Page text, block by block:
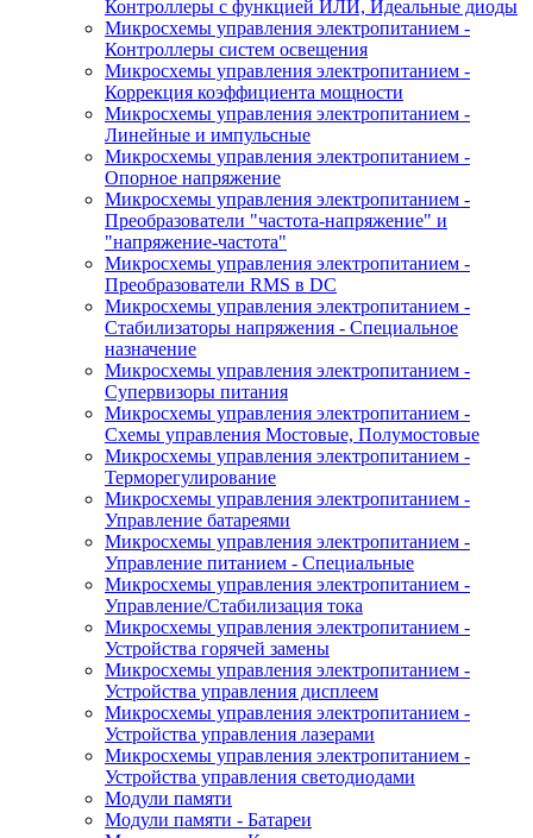
Контроллеры с функцией ИЛИ, Идеальные диоды
Микросхемы управления электропитанием -
Контроллеры систем освещения
Микросхемы управления электропитанием -
Коррекция коэффициента мощности
Микросхемы управления электропитанием -
Линейные и импульсные
Микросхемы управления электропитанием -
Опорное напряжение
Микросхемы управления электропитанием -
Преобразователи "частота-напряжение" и
"напряжение-частота"
Микросхемы управления электропитанием -
Преобразователи RMS в DC
Микросхемы управления электропитанием -
Стабилизаторы напряжения - Специальное
назначение
Микросхемы управления электропитанием -
Супервизоры питания
Микросхемы управления электропитанием -
Схемы управления Мостовые, Полумостовые
Микросхемы управления электропитанием -
Терморегулирование
Микросхемы управления электропитанием -
Управление батареями
Микросхемы управления электропитанием -
Управление питанием - Специальные
Микросхемы управления электропитанием -
Управление/Стабилизация тока
Микросхемы управления электропитанием -
Устройства горячей замены
Микросхемы управления электропитанием -
Устройства управления дисплеем
Микросхемы управления электропитанием -
Устройства управления лазерами
Микросхемы управления электропитанием -
Устройства управления светодиодами
Модули памяти
Модули памяти - Батареи